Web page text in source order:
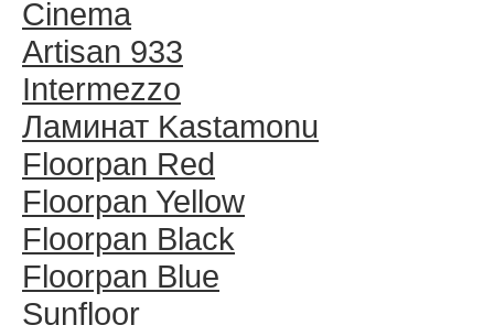
Cinema
Artisan 933
Intermezzo
Ламинат Kastamonu
Floorpan Red
Floorpan Yellow
Floorpan Black
Floorpan Blue
Sunfloor